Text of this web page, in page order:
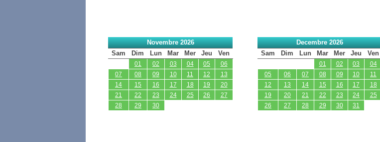
Novembre 2026
Sam
Dim Lun Mar Mer Jeu Ven
01 02 03 04 05
06
07
08 09 10 11 12
13
14
15 16 17 18 19
20
21
22 23 24 25 26
27
28
29 30
Decembre 2026
Sam
Dim Lun Mar Mer Jeu Ven
01 02 03
04
05
06 07 08 09 10
11
12
13 14 15 16 17
18
19
20 21 22 23 24
25
26
27 28 29 30 31